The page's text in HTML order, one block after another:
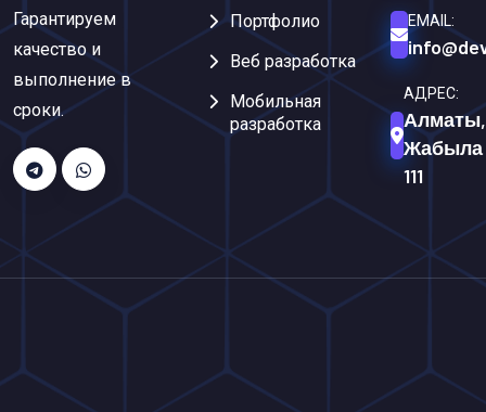
Гарантируем
качество и
выполнение в
сроки.
Портфолио
Веб разработка
Мобильная
разработка
EMAIL:
АДРЕС:
Алматы,
Жабыла
111